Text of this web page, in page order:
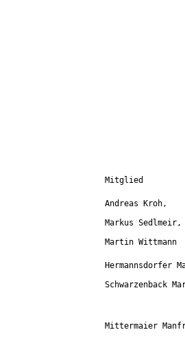
Mitglied
Andreas Kroh,
Markus Sedlmeir,
Martin Wittmann
Hermannsdorfer
Schwarzenback
Mittermaier